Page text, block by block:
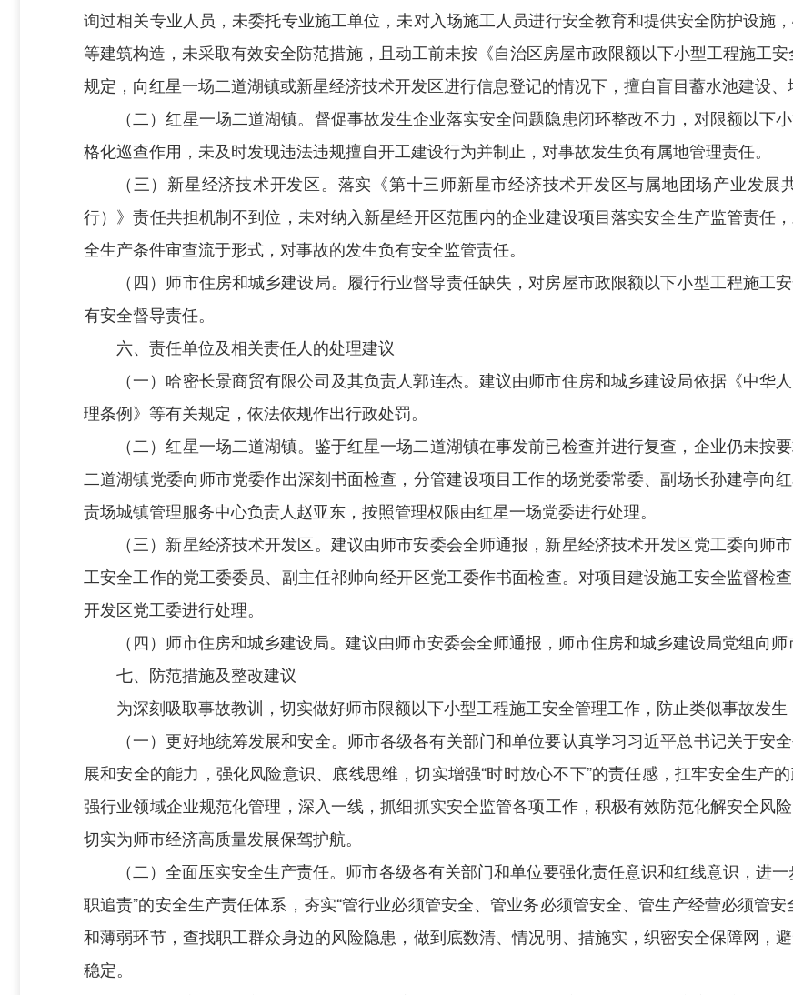
询过相关专业人员，未委托专业施工单位，未对入场施工人员进行安全教育和提供安全防护设施
等建筑构造，未采取有效安全防范措施，且动工前未按《自治区房屋市政限额以下小型工程施工安
规定，向红星一场二道湖镇或新星经济技术开发区进行信息登记的情况下，擅自盲目蓄水池建设、
（二）红星一场二道湖镇。督促事故发生企业落实安全问题隐患闭环整改不力，对限额以下
格化巡查作用，未及时发现违法违规擅自开工建设行为并制止，对事故发生负有属地管理责任。
（三）新星经济技术开发区。落实《第十三师新星市经济技术开发区与属地团场产业发
行）》责任共担机制不到位，未对纳入新星经开区范围内的企业建设项目落实安全生产监管责任
全生产条件审查流于形式，对事故的发生负有安全监管责任。
（四）师市住房和城乡建设局。履行行业督导责任缺失，对房屋市政限额以下小型工程施工
有安全督导责任。
六、责任单位及相关责任人的处理建议
（一） 哈密长景商贸有限公司及其负责人郭连杰。建议由师市住房和城乡建设局依据《中华
理条例》等有关规定，依法依规作出行政处罚。
（二）红星一场二道湖镇。鉴于红星一场二道湖镇在事发前已检查并进行复查，企业仍未按
二道湖镇党委向师市党委作出深刻书面检查，分管建设项目工作的场党委常委、副场长孙建亭向
责场城镇管理服务中心负责人赵亚东，按照管理权限由红星一场党委进行处理。
（三） 新星经济技术开发区。建议由师市安委会全师通报，新星经济技术开发区党工委向师
工安全工作的党工委委员、副主任祁帅向经开区党工委作书面检查。对项目建设施工安全监督检
开发区党工委进行处理。
（四） 师市住房和城乡建设局。建议由师市安委会全师通报，师市住房和城乡建设局党组向师
七、防范措施及整改建议
为深刻吸取事故教训，切实做好师市限额以下小型工程施工安全管理工作，防止类似事故发生
（一）更好地统筹发展和安全。师市各级各有关部门和单位要认真学习习近平总书记关于安
展和安全的能力，强化风险意识、底线思维，切实增强“时时放心不下”的责任感，扛牢安全生产
强行业领域企业规范化管理，深入一线，抓细抓实安全监管各项工作，积极有效防范化解安全风
切实为师市经济高质量发展保驾护航。
（二）全面压实安全生产责任。师市各级各有关部门和单位要强化责任意识和红线意识，进
职追责”的安全生产责任体系，夯实“管行业必须管安全、管业务必须管安全、管生产经营必须管
和薄弱环节，查找职工群众身边的风险隐患，做到底数清、情况明、措施实，织密安全保障网，
稳定。